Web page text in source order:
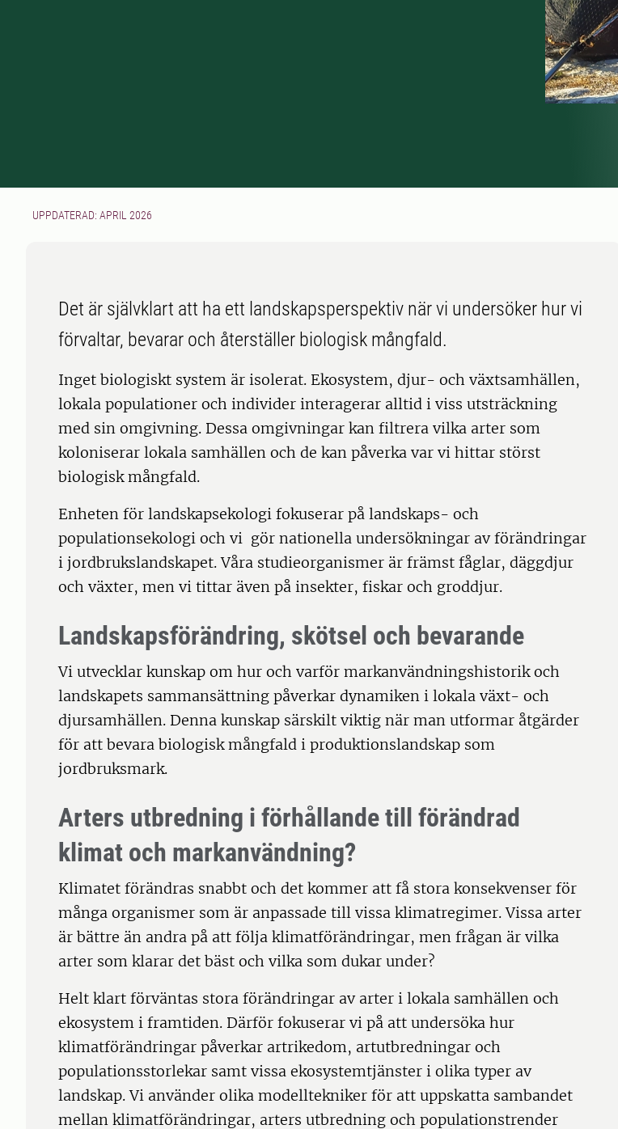
UPPDATERAD: APRIL 2026
Det är självklart att ha ett landskapsperspektiv när vi undersöker hur vi
förvaltar, bevarar och återställer biologisk mångfald.
Inget biologiskt system är isolerat. Ekosystem, djur- och växtsamhällen,
lokala populationer och individer interagerar alltid i viss utsträckning
med sin omgivning. Dessa omgivningar kan filtrera vilka arter som
koloniserar lokala samhällen och de kan påverka var vi hittar störst
biologisk mångfald.
Enheten för landskapsekologi fokuserar på landskaps- och
populationsekologi och vi gör nationella undersökningar av förändringar
i jordbrukslandskapet. Våra studieorganismer är främst fåglar, däggdjur
och växter, men vi tittar även på insekter, fiskar och groddjur.
Landskapsförändring, skötsel och bevarande
Vi utvecklar kunskap om hur och varför markanvändningshistorik och
landskapets sammansättning påverkar dynamiken i lokala växt- och
djursamhällen. Denna kunskap särskilt viktig när man utformar åtgärder
för att bevara biologisk mångfald i produktionslandskap som
jordbruksmark.
Arters utbredning i förhållande till förändrad
klimat och markanvändning?
Klimatet förändras snabbt och det kommer att få stora konsekvenser för
många organismer som är anpassade till vissa klimatregimer. Vissa arter
är bättre än andra på att följa klimatförändringar, men frågan är vilka
arter som klarar det bäst och vilka som dukar under?
Helt klart förväntas stora förändringar av arter i lokala samhällen och
ekosystem i framtiden. Därför fokuserar vi på att undersöka hur
klimatförändringar påverkar artrikedom, artutbredningar och
populationsstorlekar samt vissa ekosystemtjänster i olika typer av
landskap. Vi använder olika modelltekniker för att uppskatta sambandet
mellan klimatförändringar, arters utbredning och populationstrender